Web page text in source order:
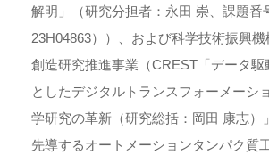
解明」（研究分担者：永田 崇、課題番
23H04863））、および科学技術振興
創造研究推進事業（CREST「データ
としたデジタルトランスフォーメーシ
学研究の革新（研究総括：岡田 康志）
先導するオートメーションタンパク質